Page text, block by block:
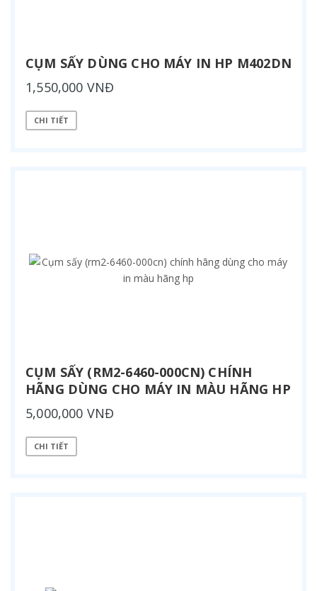
CỤM SẤY DÙNG CHO MÁY IN HP M402DN
1,550,000 VNĐ
CHI TIẾT
CỤM SẤY (RM2-6460-000CN) CHÍNH
HÃNG DÙNG CHO MÁY IN MÀU HÃNG HP
5,000,000 VNĐ
CHI TIẾT